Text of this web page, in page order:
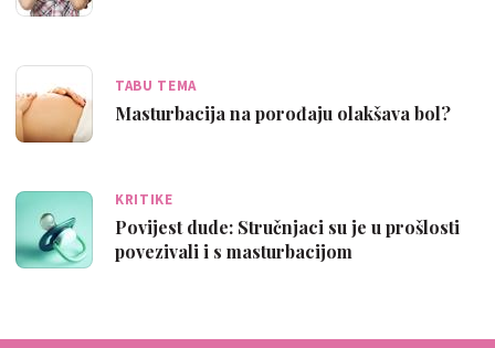
TABU TEMA
Masturbacija na porođaju olakšava bol?
KRITIKE
Povijest dude: Stručnjaci su je u prošlosti
povezivali i s masturbacijom